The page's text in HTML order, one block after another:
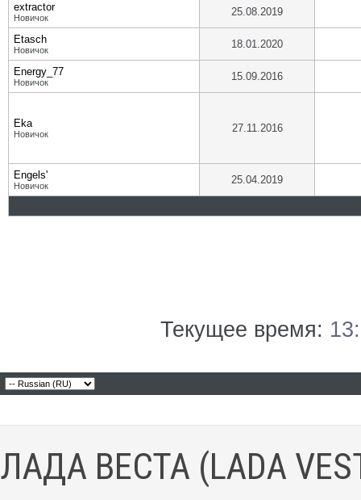
extractor
Новичок 25.08.2019
Etasch
Новичок 18.01.2020
Energy_77
Новичок 15.09.2016
Eka
Новичок 27.11.2016
Engels'
Новичок 25.04.2019
Текущее время:
ЛАДА ВЕСТА (LADA